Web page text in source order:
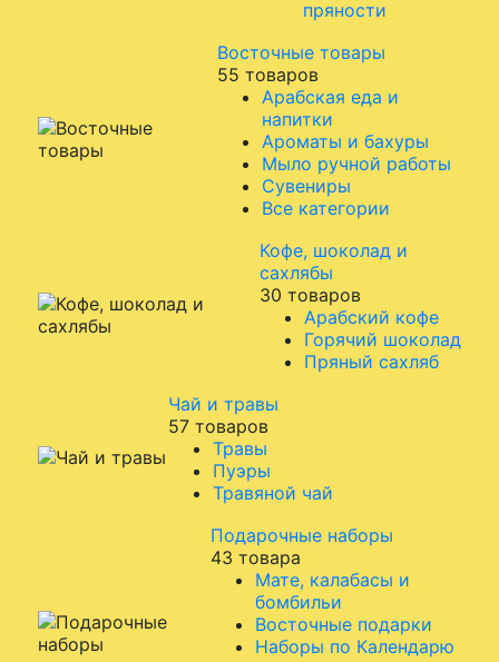
пряности
Восточные товары
55 товаров
Арабская еда и
напитки
Ароматы и бахуры
Мыло ручной работы
Сувениры
Все категории
Кофе, шоколад и
сахлябы
30 товаров
Арабский кофе
Горячий шоколад
Пряный сахляб
Чай и травы
57 товаров
Травы
Пуэры
Травяной чай
Подарочные наборы
43 товара
Мате, калабасы и
бомбильи
Восточные подарки
Наборы по Календарю